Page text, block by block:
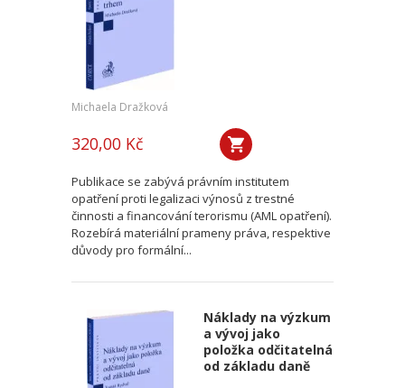
Michaela Dražková
320,00 Kč
Publikace se zabývá právním institutem
opatření proti legalizaci výnosů z trestné
činnosti a financování terorismu (AML opatření).
Rozebírá materiální prameny práva, respektive
důvody pro formální...
Náklady na výzkum
a vývoj jako
položka odčitatelná
od základu daně